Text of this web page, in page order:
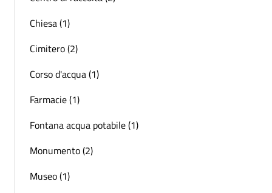
Chiesa (1)
Cimitero (2)
Corso d'acqua (1)
Farmacie (1)
Fontana acqua potabile (1)
Monumento (2)
Museo (1)